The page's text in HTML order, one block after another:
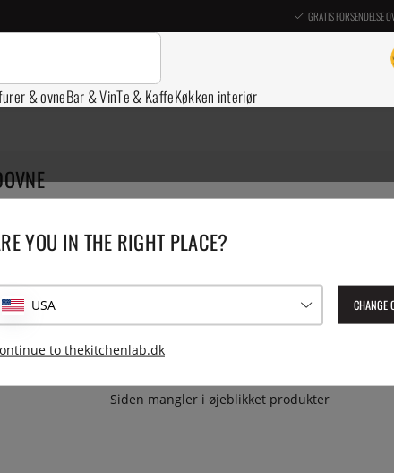
GRATIS FORSENDELSE
& ovneBar & VinTe & KaffeKøkken interiør
til en præcis temperatur
cirkulatoren nu er det mest populære valg, når det gælder
brug. Velisolerede beholdere, der bevarer ekstrem god
Siden mangler i øjeblikket produkter
YOU IN THE RIGHT PLACE?
USA CHANGE
to thekitchenlab.dk